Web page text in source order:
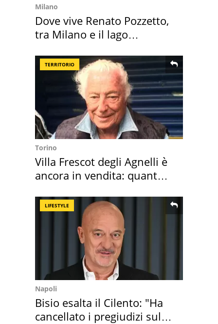
Milano
Dove vive Renato Pozzetto,
tra Milano e il lago
TERRITORIO
Torino
Villa Frescot degli Agnelli è
ancora in vendita: quanto
LIFESTYLE
Napoli
Bisio esalta il Cilento: "Ha
cancellato i pregiudizi sul